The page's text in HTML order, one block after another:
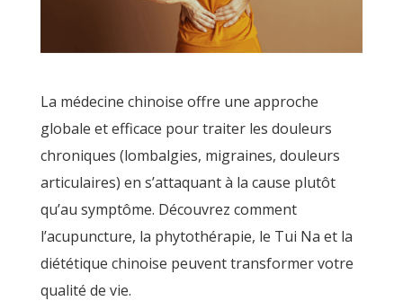
La médecine chinoise offre une approche
globale et efficace pour traiter les douleurs
chroniques (lombalgies, migraines, douleurs
articulaires) en s’attaquant à la cause plutôt
qu’au symptôme. Découvrez comment
l’acupuncture, la phytothérapie, le Tui Na et la
diététique chinoise peuvent transformer votre
qualité de vie.